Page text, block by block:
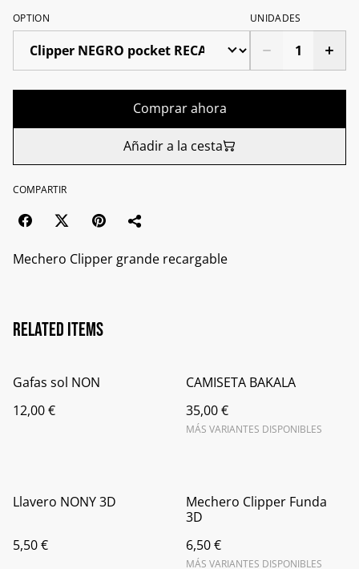
OPTION UNIDADES
Comprar ahora
Añadir a la cesta
COMPARTIR
Mechero Clipper grande recargable
Related items
Gafas sol NON
12,00 €
CAMISETA BAKALA
35,00 €
MÁS VARIANTES DISPONIBLES
Llavero NONY 3D
5,50 €
Mechero Clipper Funda
3D
6,50 €
MÁS VARIANTES DISPONIBLES